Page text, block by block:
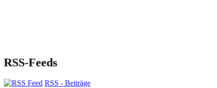
RSS-Feeds
RSS - Beiträge